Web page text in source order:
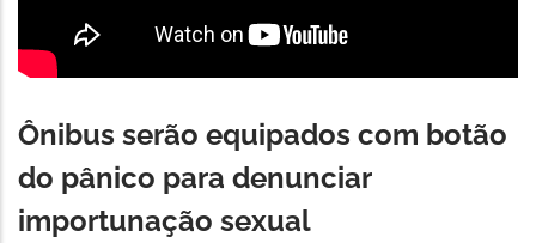
Ônibus serão equipados com botão
do pânico para denunciar
importunação sexual